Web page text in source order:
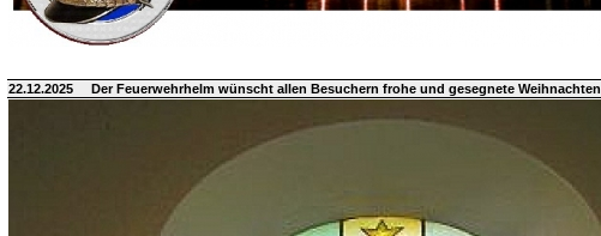
22.12.2025 Der Feuerwehrhelm wünscht allen Besuchern frohe und gesegnete Weihnachten